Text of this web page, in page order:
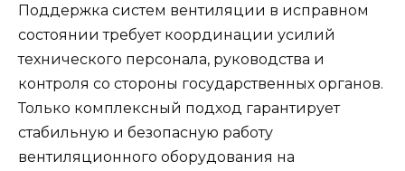
Поддержка систем вентиляции в исправном
состоянии требует координации усилий
технического персонала, руководства и
контроля со стороны государственных органов.
Только комплексный подход гарантирует
стабильную и безопасную работу
вентиляционного оборудования на